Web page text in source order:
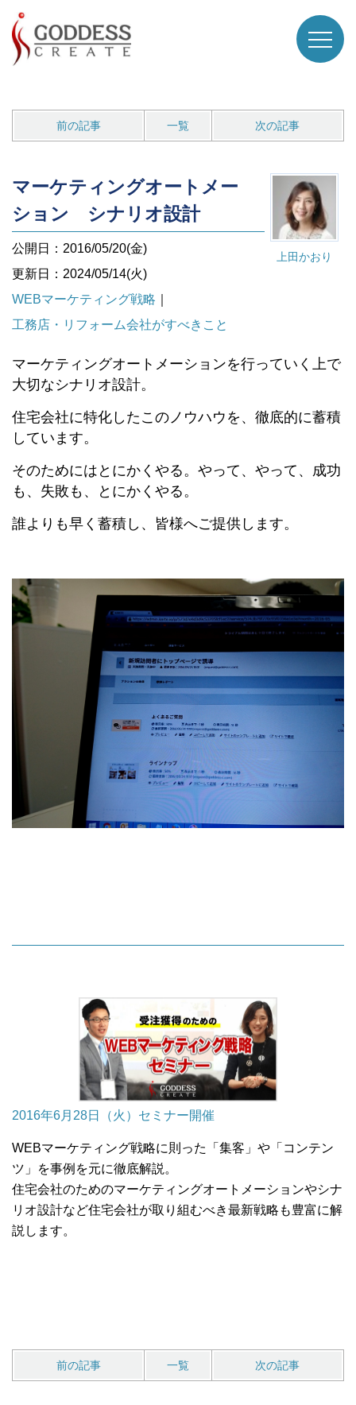
前の記事 一覧 次の記事
上田かおり
マーケティングオートメー
ション シナリオ設計
公開日：2016/05/20(金)
更新日：2024/05/14(火)
WEBマーケティング戦略
工務店・リフォーム会社がすべきこと
マーケティングオートメーションを行っていく上で
大切なシナリオ設計。
住宅会社に特化したこのノウハウを、徹底的に蓄積
しています。
そのためにはとにかくやる。やって、やって、成功
も、失敗も、とにかくやる。
誰よりも早く蓄積し、皆様へご提供します。
2016年6月28日（火）セミナー開催
WEBマーケティング戦略に則った「集客」や「コンテン
ツ」を事例を元に徹底解説。
住宅会社のためのマーケティングオートメーションやシナ
リオ設計など住宅会社が取り組むべき最新戦略も豊富に解
説します。
前の記事 一覧 次の記事